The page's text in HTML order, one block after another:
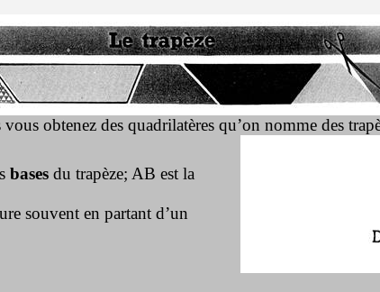
obtenez des quadrilatères qu’on nomme des
bases du trapèze; AB est la
souvent en partant d’un